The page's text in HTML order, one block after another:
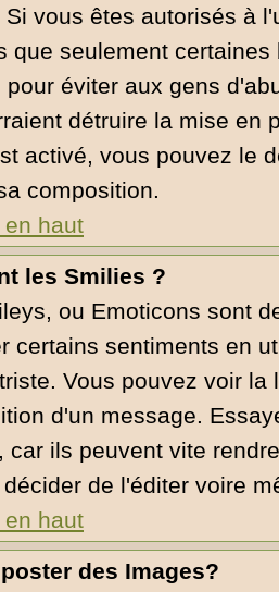
vous êtes autorisés à
que seulement
pour éviter aux gens
détruire la mise en
activé, vous pouvez le
composition.
en haut
les Smilies ?
ou Emoticons sont
certains sentiments en
Vous pouvez voir
d'un message.
car ils peuvent vite
de l'éditer voire
en haut
des Images?